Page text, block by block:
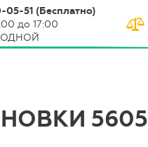
51 (Бесплатно)
до 17:00
5605